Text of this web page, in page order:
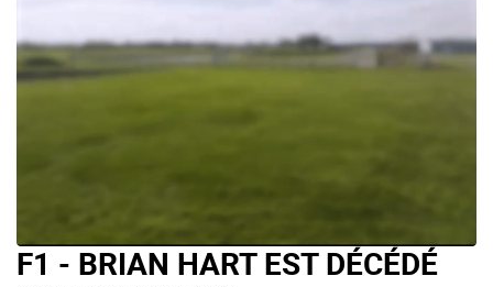
F1 - BRIAN HART EST DÉCÉDÉ